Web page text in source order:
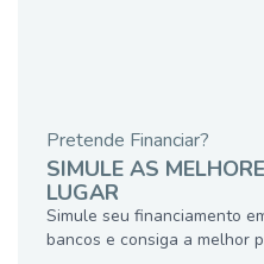
Pretende Financiar?
SIMULE AS
LUGAR
Simule seu financiamento
bancos e consiga a melhor